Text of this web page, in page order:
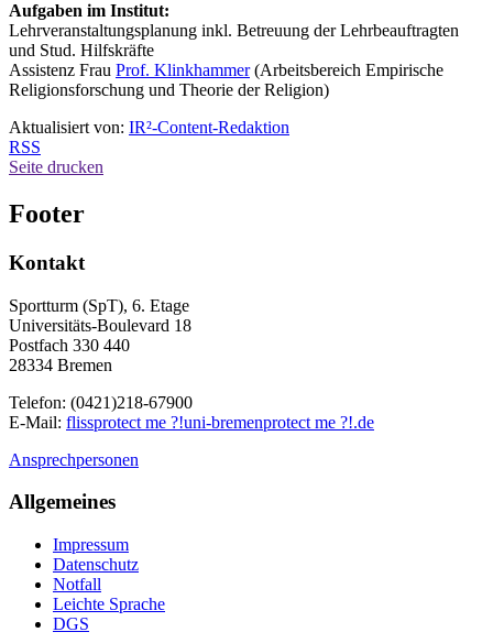
Aufgaben im Institut:
Lehrveranstaltungsplanung inkl. Betreuung der Lehrbeauftragten
und Stud. Hilfskräfte
Assistenz Frau Prof. Klinkhammer(Arbeitsbereich Empirische
Religionsforschung und Theorie der Religion)
Aktualisiert von: IR²-Content-Redaktion
RSS
Seite drucken
Footer
Kontakt
Sportturm (SpT), 6. Etage
Universitäts-Boulevard 18
Postfach 330 440
28334 Bremen
Telefon: (0421)218-67900
E-Mail: flissprotect me ?!uni-bremenprotect me ?!.de
Ansprechpersonen
Allgemeines
Impressum
Datenschutz
Notfall
Leichte Sprache
DGS